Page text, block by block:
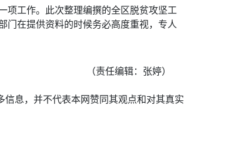
项工作。此次整理编撰的全区脱贫攻坚工
门在提供资料的时候务必高度重视，专人
（责任编辑：张婷）
息，并不代表本网赞同其观点和对其真实